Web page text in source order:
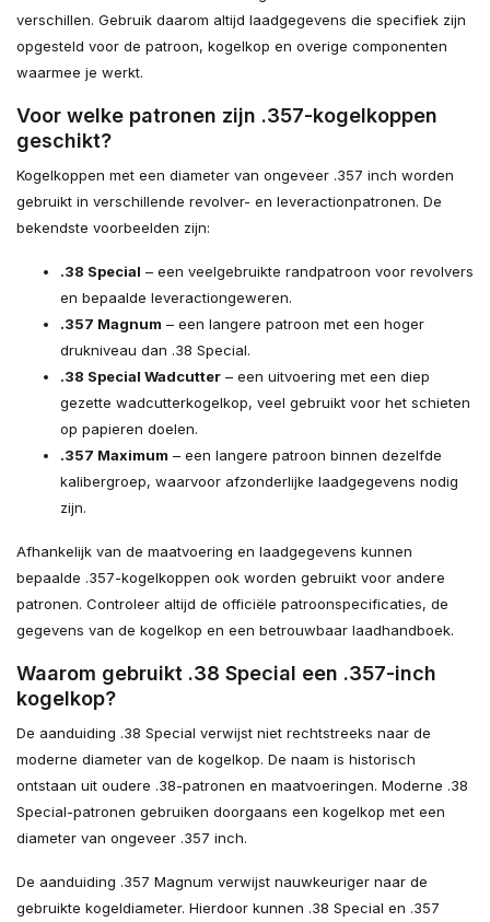
verschillen. Gebruik daarom altijd laadgegevens die specifiek zijn
opgesteld voor de patroon, kogelkop en overige componenten
waarmee je werkt.
Voor welke patronen zijn .357-kogelkoppen
geschikt?
Kogelkoppen met een diameter van ongeveer .357 inch worden
gebruikt in verschillende revolver- en leveractionpatronen. De
bekendste voorbeelden zijn:
.38 Special – een veelgebruikte randpatroon voor revolvers
en bepaalde leveractiongeweren.
.357 Magnum – een langere patroon met een hoger
drukniveau dan .38 Special.
.38 Special Wadcutter – een uitvoering met een diep
gezette wadcutterkogelkop, veel gebruikt voor het schieten
op papieren doelen.
.357 Maximum – een langere patroon binnen dezelfde
kalibergroep, waarvoor afzonderlijke laadgegevens nodig
zijn.
Afhankelijk van de maatvoering en laadgegevens kunnen
bepaalde .357-kogelkoppen ook worden gebruikt voor andere
patronen. Controleer altijd de officiële patroonspecificaties, de
gegevens van de kogelkop en een betrouwbaar laadhandboek.
Waarom gebruikt .38 Special een .357-inch
kogelkop?
De aanduiding .38 Special verwijst niet rechtstreeks naar de
moderne diameter van de kogelkop. De naam is historisch
ontstaan uit oudere .38-patronen en maatvoeringen. Moderne .38
Special-patronen gebruiken doorgaans een kogelkop met een
diameter van ongeveer .357 inch.
De aanduiding .357 Magnum verwijst nauwkeuriger naar de
gebruikte kogeldiameter. Hierdoor kunnen .38 Special en .357